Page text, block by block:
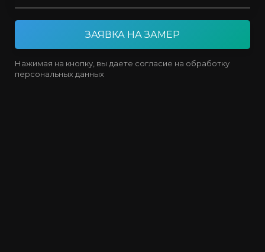
ЗАЯВКА НА ЗАМЕР
Нажимая на кнопку, вы даете согласие на обработку
персональных данных